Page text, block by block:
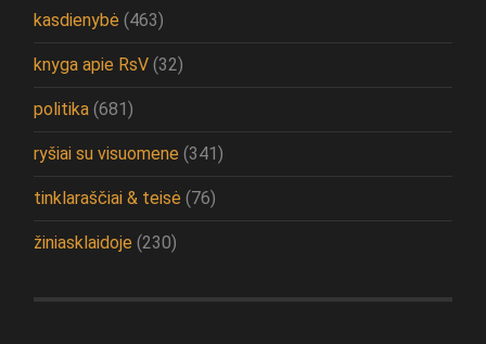
kasdienybė (463)
knyga apie RsV (32)
politika (681)
ryšiai su visuomene (341)
tinklaraščiai & teisė (76)
žiniasklaidoje (230)